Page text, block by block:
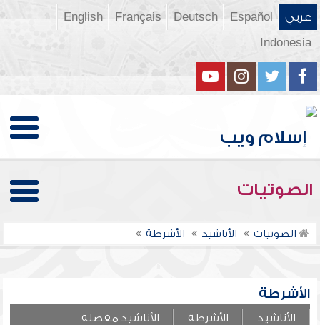
عربي Español
Deutsch
Français
English
Indonesia
الصوتيات
الصوتيات الأناشيد الأشرطة
الأشرطة
الأناشيد الأشرطة الأناشيد مفصلة